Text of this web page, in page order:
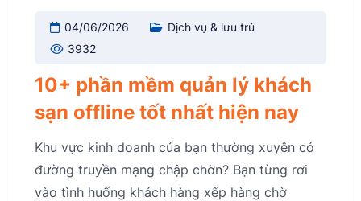
04/06/2026
Dịch vụ & lưu trú
3932
10+ phần mềm quản lý khách
sạn offline tốt nhất hiện nay
Khu vực kinh doanh của bạn thường xuyên có
đường truyền mạng chập chờn? Bạn từng rơi
vào tình huống khách hàng xếp hàng chờ